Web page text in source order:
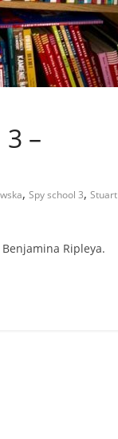
–
, Spy school 3, Stuart
Ripleya.